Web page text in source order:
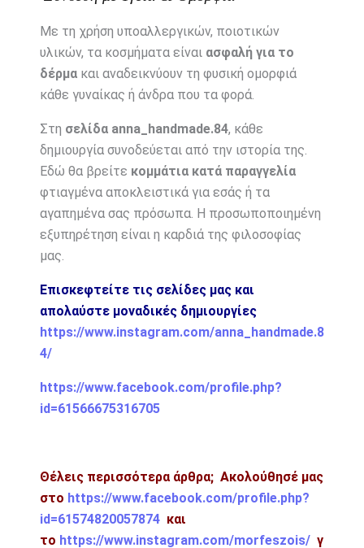
Με τη χρήση υποαλλεργικών, ποιοτικών
υλικών, τα κοσμήματα είναι ασφαλή για το
δέρμακαι αναδεικνύουν τη φυσική ομορφιά
κάθε γυναίκας ή άνδρα που τα φορά.
Στη σελίδα anna_handmade.84, κάθε
δημιουργία συνοδεύεται από την ιστορία της.
Εδώ θα βρείτε κομμάτια κατά παραγγελία
φτιαγμένα αποκλειστικά για εσάς ή τα
αγαπημένα σας πρόσωπα. Η προσωποποιημένη
εξυπηρέτηση είναι η καρδιά της φιλοσοφίας
μας.
Επισκεφτείτε τις σελίδες μας και
απολαύστε μοναδικές δημιουργίες
https://www.instagram.com/anna_handmade.8
4/
https://www.facebook.com/profile.php?
id=61566675316705
Θέλεις περισσότερα άρθρα; Ακολούθησέ μας
στο https://www.facebook.com/profile.php?
id=61574820057874 και
το https://www.instagram.com/morfeszois/ γ